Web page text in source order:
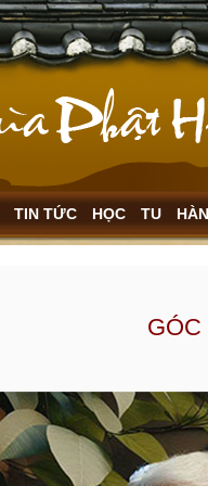
TIN TỨC HỌC TU